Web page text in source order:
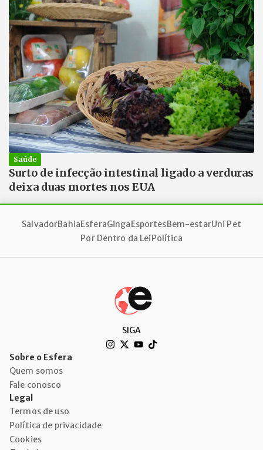
Saúde
Surto de infecção intestinal ligado a verduras
deixa duas mortes nos EUA
SalvadorBahiaEsferaGingaEsportesBem-estarUni Pet
Por Dentro da LeiPolítica
SIGA
Sobre o Esfera
Quem somos
Fale conosco
Legal
Termos de uso
Política de privacidade
Cookies